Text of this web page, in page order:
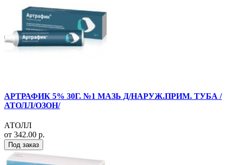
АРТРАФИК 5% 30Г. №1 МАЗЬ Д/НАРУЖ.ПРИМ. ТУБА /
АТОЛЛ/ОЗОН/
АТОЛЛ
от 342.00 р.
Под заказ